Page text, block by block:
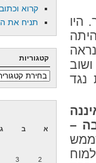
היו
נגד
–
קרוא
תניח את
קטגוריות
קטגוריות
א ב ג
2
3